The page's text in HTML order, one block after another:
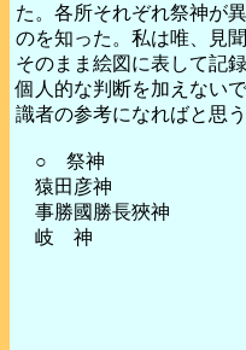
た。各所それぞれ祭神が
のを知った。私は唯、見
そのまま絵図に表して記
個人的な判断を加えない
識者の参考になればと思
○ 祭神
猿田彦神
事勝國勝長狹神
岐 神